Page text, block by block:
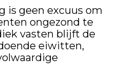
geen excuus om
ongezond te
vasten blijft de
eiwitten,